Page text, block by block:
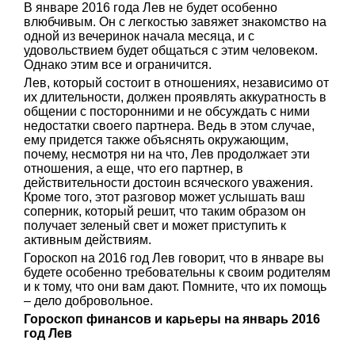
В январе 2016 года Лев не будет особенно
влюбчивым. Он с легкостью завяжет знакомство на
одной из вечеринок начала месяца, и с
удовольствием будет общаться с этим человеком.
Однако этим все и ограничится.
Лев, который состоит в отношениях, независимо от
их длительности, должен проявлять аккуратность в
общении с посторонними и не обсуждать с ними
недостатки своего партнера. Ведь в этом случае,
ему придется также объяснять окружающим,
почему, несмотря ни на что, Лев продолжает эти
отношения, а еще, что его партнер, в
действительности достоин всяческого уважения.
Кроме того, этот разговор может услышать ваш
соперник, который решит, что таким образом он
получает зеленый свет и может приступить к
активным действиям.
Гороскоп на 2016 год Лев говорит, что в январе вы
будете особенно требовательны к своим родителям
и к тому, что они вам дают. Помните, что их помощь
– дело добровольное.
Гороскоп финансов и карьеры на январь 2016
год Лев